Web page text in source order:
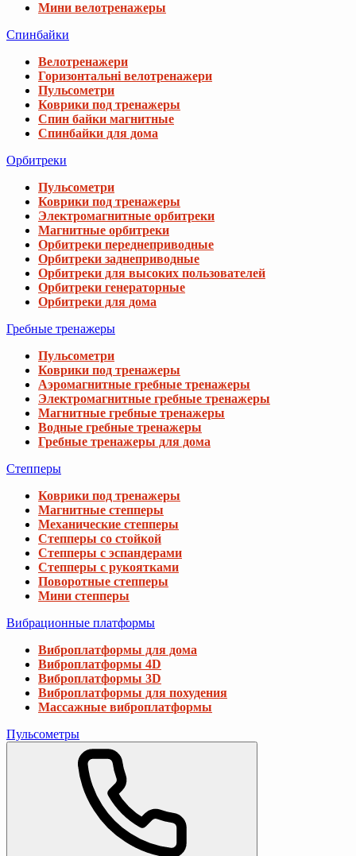
Мини велотренажеры
Спинбайки
Велотренажери
Горизонтальні велотренажери
Пульсометри
Коврики под тренажеры
Спин байки магнитные
Спинбайки для дома
Орбитреки
Пульсометри
Коврики под тренажеры
Электромагнитные орбитреки
Магнитные орбитреки
Орбитреки переднеприводные
Орбитреки заднеприводные
Орбитреки для высоких пользователей
Орбитреки генераторные
Орбитреки для дома
Гребные тренажеры
Пульсометри
Коврики под тренажеры
Аэромагнитные гребные тренажеры
Электромагнитные гребные тренажеры
Магнитные гребные тренажеры
Водные гребные тренажеры
Гребные тренажеры для дома
Степперы
Коврики под тренажеры
Магнитные степперы
Механические степперы
Степперы со стойкой
Степперы с эспандерами
Степперы с рукоятками
Поворотные степперы
Мини степперы
Вибрационные платформы
Виброплатформы для дома
Виброплатформы 4D
Виброплатформы 3D
Виброплатформы для похудения
Массажные виброплатформы
Пульсометры